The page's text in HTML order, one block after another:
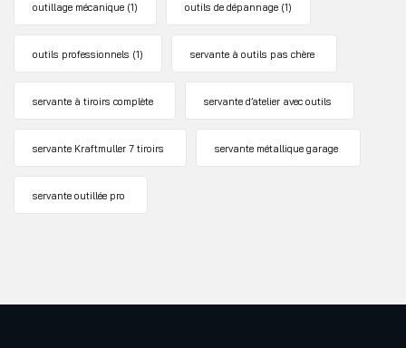
outillage mécanique (1) outils de dépannage (1)
outils professionnels (1) servante à outils pas chère
servante à tiroirs complète servante d’atelier avec outils
servante Kraftmuller 7 tiroirs servante métallique garage
servante outillée pro